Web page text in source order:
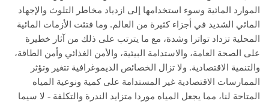
الموارد المائية وسوء استخدامها إلى ازدياد مخاطر التلوث والإجهاد
المائي الشديد في أجزاء كثيرة من العالم.وما فتئت الأزمات المائية
المحلية تزداد تواترا وشدة، مع ما يترتب على ذلك من آثار خطيرة
على الصحة العامة، والاستدامة البيئية، والأمن الغذائي وأمن الطاقة،
والتنمية الاقتصادية.ولا تزال الخصائص الديموغرافية تتغير وتؤثر
الممارسات الاقتصادية غير المستدامة على كمية ونوعية المياه
المتاحة لنا، مما يجعل المياه موردا متزايد الندرة والتكلفة-لا سيما